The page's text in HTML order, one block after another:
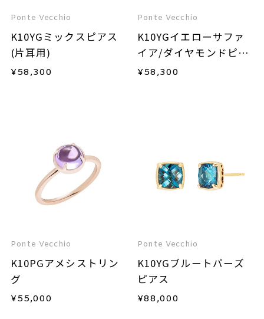
Ponte Vecchio
K10YGミックスピアス
(片耳用)
¥58,300
Ponte Vecchio
K10YGイエローサファ
イア/ダイヤモンドピア
ス(片耳用)
¥58,300
Ponte Vecchio
K10PGアメシストリン
グ
¥55,000
Ponte Vecchio
K10YGブルートパーズ
ピアス
¥88,000